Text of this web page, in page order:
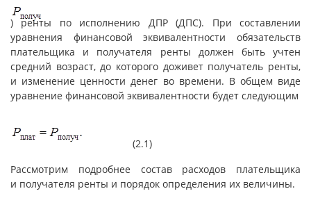
) ренты по исполнению ДПР (ДПС). При составлении
уравнения финансовой эквивалентности обязательств
плательщика и получателя ренты должен быть учтен
средний возраст, до которого доживет получатель ренты,
и изменение ценности денег во времени. В общем виде
уравнение финансовой эквивалентности будет следующим
(2.1)
Рассмотрим подробнее состав расходов плательщика
и получателя ренты и порядок определения их величины.